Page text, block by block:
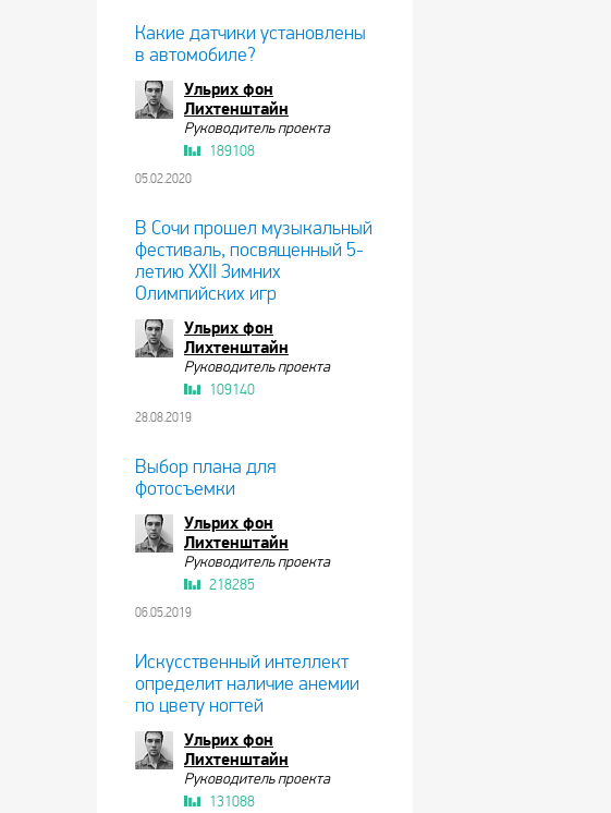
Какие датчики установлены
в автомобиле?
Ульрих фон
Лихтенштайн
Руководитель проекта
189108
05.02.2020
В Сочи прошел музыкальный
фестиваль, посвященный 5-
летию XXII Зимних
Олимпийских игр
Ульрих фон
Лихтенштайн
Руководитель проекта
109140
28.08.2019
Выбор плана для
фотосъемки
Ульрих фон
Лихтенштайн
Руководитель проекта
218285
06.05.2019
Искусственный интеллект
определит наличие анемии
по цвету ногтей
Ульрих фон
Лихтенштайн
Руководитель проекта
131088